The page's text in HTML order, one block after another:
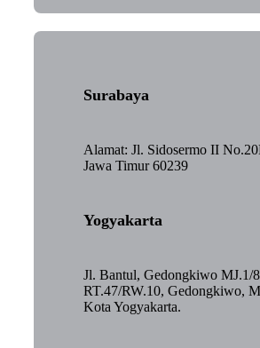
Surabaya
Alamat: Jl. Sidosermo II
Jawa Timur 60239
Yogyakarta
Jl. Bantul, Gedongkiwo MJ.1/
RT.47/RW.10, Gedongkiwo,
Kota Yogyakarta.